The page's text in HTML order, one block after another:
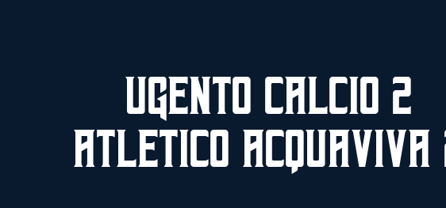
Ugento Calcio 2
Atletico Acquaviva